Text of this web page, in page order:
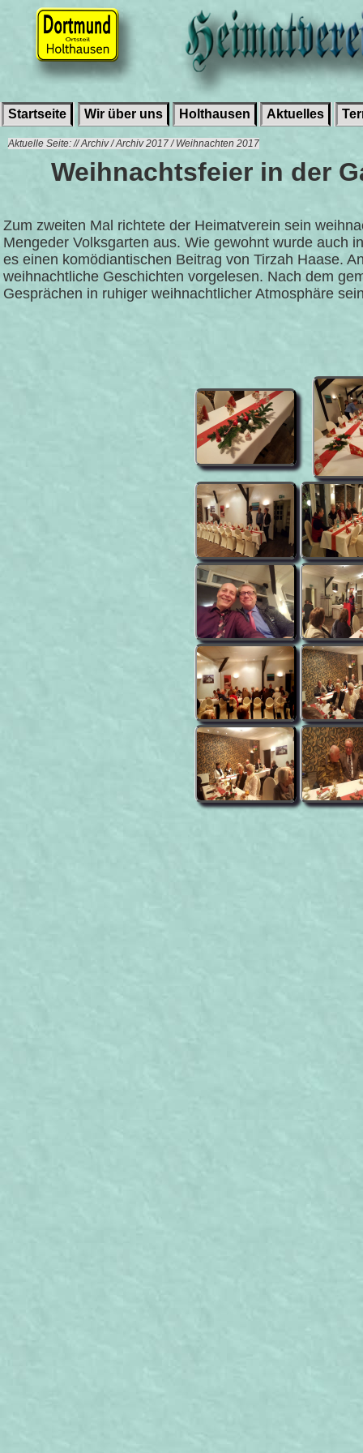
Startseite Wir über uns Holthausen Aktuelles
Aktuelle Seite: // Archiv / Archiv 2017 / Weihnachten 2017
Weihnachtsfeier in der
Zum zweiten Mal richtete der Heimatverein sein
Mengeder Volksgarten aus. Wie gewohnt wurde auch
es einen komödiantischen Beitrag von Tirzah Haase.
weihnachtliche Geschichten vorgelesen. Nach dem
Gesprächen in ruhiger weihnachtlicher Atmosphäre